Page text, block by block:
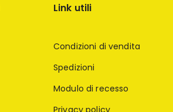
Link utili
Condizioni di vendita
Spedizioni
Modulo di recesso